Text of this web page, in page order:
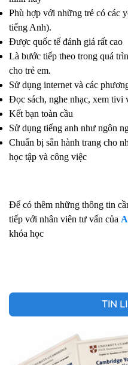
Phù hợp với những trẻ có các
tiếng Anh).
Được quốc tế đánh giá rất cao
Là bước tiếp theo trong quá
cho trẻ em.
Sử dụng internet và các
Đọc sách, nghe nhạc, xem tivi
Kết bạn toàn cầu
Sử dụng tiếng anh như ngôn
Chuẩn bị sẵn hành trang cho
học tập và công việc
Để có thêm những thông tin
tiếp với nhân viên tư vấn của
khóa học
TIN